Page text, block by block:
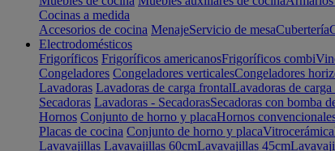
Cocinas a medida
Accesorios de cocina MenajeServicio de mesaCubertería
Electrodomésticos
Frigoríficos Frigoríficos americanosFrigoríficos combi
Congeladores Congeladores verticalesCongeladores
Lavadoras Lavadoras de carga frontalLavadoras de
Secadoras Lavadoras - SecadorasSecadoras con bomba
Hornos Conjunto de horno y placaHornos
Placas de cocina Conjunto de horno y placaVitrocerámica
Lavavajillas Lavavajillas 60cmLavavajillas 45cm